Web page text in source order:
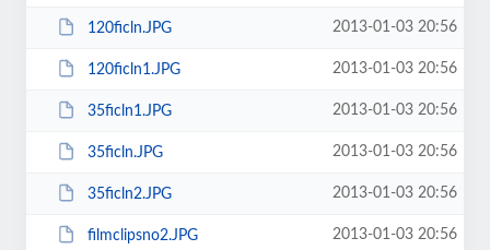
120ficln.JPG 2013-01-03 20:56
120ficln1.JPG 2013-01-03 20:56
35ficln1.JPG 2013-01-03 20:56
35ficln.JPG 2013-01-03 20:56
35ficln2.JPG 2013-01-03 20:56
filmclipsno2.JPG 2013-01-03 20:56